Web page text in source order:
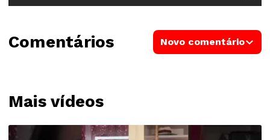
Mais vídeos
Comentários Novo comentário